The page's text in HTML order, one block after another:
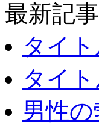
最新記事
タイ
タイ
男性